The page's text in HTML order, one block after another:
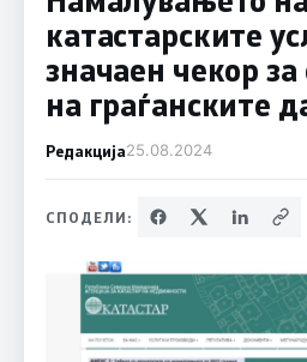
катастарските
значаен чекор
на граѓанските
Редакција25.08.2024
СПОДЕЛИ: